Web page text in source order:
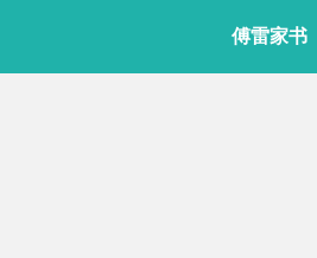
傅雷家书